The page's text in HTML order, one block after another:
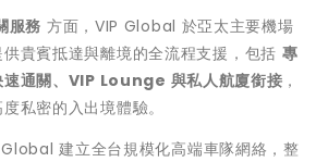
服務 方面，VIP Global 於亞太主要機場
貴賓抵達與離境的全流程支援，包括 專
速通關、VIP Lounge 與私人航廈銜接 ，
私密的入出境體驗。
建立全台規模化高端車隊網絡，整